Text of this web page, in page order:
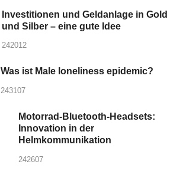
Investitionen und Geldanlage in Gold
und Silber – eine gute Idee
242012
Was ist Male loneliness epidemic?
243107
Motorrad-Bluetooth-Headsets:
Innovation in der
Helmkommunikation
242607